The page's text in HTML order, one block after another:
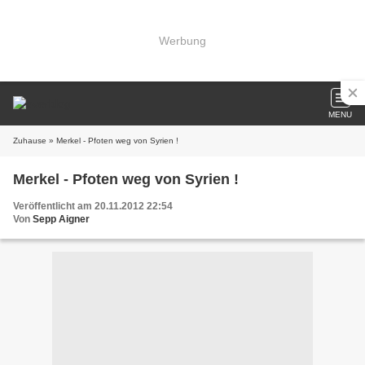
Werbung
MENU
Zuhause » Merkel - Pfoten weg von Syrien !
Merkel - Pfoten weg von Syrien !
Veröffentlicht am 20.11.2012 22:54
Von Sepp Aigner